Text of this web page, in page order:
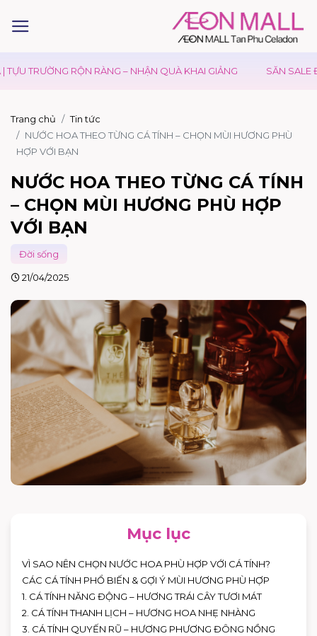
RỘN RÀNG – NHẬN QUÀ KHAI GIẢNG SĂN SALE ĐẠI LỄ
Trang chủ
Tin tức
NƯỚC HOA THEO TỪNG CÁ TÍNH – CHỌN MÙI HƯƠNG PHÙ
HỢP VỚI BẠN
NƯỚC HOA THEO TỪNG CÁ TÍNH
– CHỌN MÙI HƯƠNG PHÙ HỢP
VỚI BẠN
Đời sống
21/04/2025
Mục lục
VÌ SAO NÊN CHỌN NƯỚC HOA PHÙ HỢP VỚI CÁ TÍNH?
CÁC CÁ TÍNH PHỔ BIẾN & GỢI Ý MÙI HƯƠNG PHÙ HỢP
1. CÁ TÍNH NĂNG ĐỘNG – HƯƠNG TRÁI CÂY TƯƠI MÁT
2. CÁ TÍNH THANH LỊCH – HƯƠNG HOA NHẸ NHÀNG
3. CÁ TÍNH QUYẾN RŨ – HƯƠNG PHƯƠNG ĐÔNG NỒNG